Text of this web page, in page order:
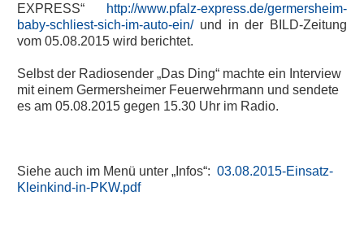
EXPRESS“
http://www.pfalz-express.de/germersheim-
baby-schliest-sich-im-auto-ein/und in der BILD-Zeitung
vom 05.08.2015 wird berichtet.
Selbst der Radiosender „Das Ding“ machte ein Interview
mit einem Germersheimer Feuerwehrmann und sendete
es am 05.08.2015 gegen 15.30 Uhr im Radio.
Siehe auch im Menü unter „Infos“:03.08.2015-Einsatz-
Kleinkind-in-PKW.pdf